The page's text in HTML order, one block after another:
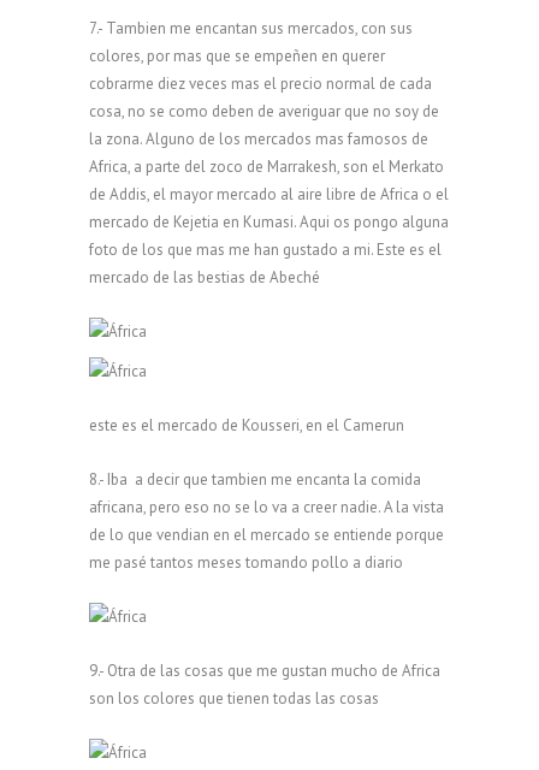
7.- Tambien me encantan sus mercados, con sus
colores, por mas que se empeñen en querer
cobrarme diez veces mas el precio normal de cada
cosa, no se como deben de averiguar que no soy de
la zona. Alguno de los mercados mas famosos de
Africa, a parte del zoco de Marrakesh, son el Merkato
de Addis, el mayor mercado al aire libre de Africa o el
mercado de Kejetia en Kumasi. Aqui os pongo alguna
foto de los que mas me han gustado a mi. Este es el
mercado de las bestias de Abeché
este es el mercado de Kousseri, en el Camerun
8.- Iba a decir que tambien me encanta la comida
africana, pero eso no se lo va a creer nadie. A la vista
de lo que vendian en el mercado se entiende porque
me pasé tantos meses tomando pollo a diario
9.- Otra de las cosas que me gustan mucho de Africa
son los colores que tienen todas las cosas